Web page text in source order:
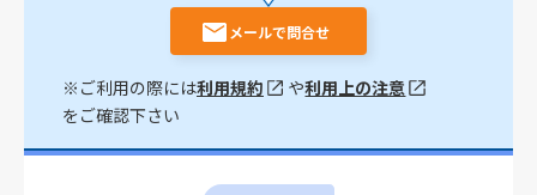
メールで問合せ
※ご利用の際には利用規約 や利用上の注意
をご確認下さい